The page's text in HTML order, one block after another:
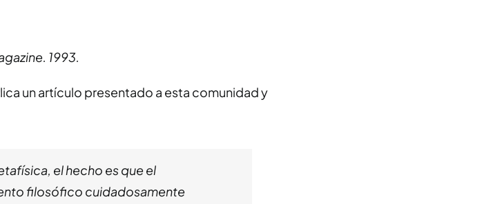
1993.
un artículo presentado a esta comunidad y
el hecho es que el
filosófico cuidadosamente